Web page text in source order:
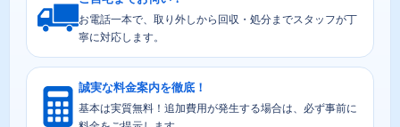
お電話一本で、取り外しから回収・処分までスタッフが丁
寧に対応します。
誠実な料金案内を徹底！
基本は実質無料！追加費用が発生する場合は、必ず事前に